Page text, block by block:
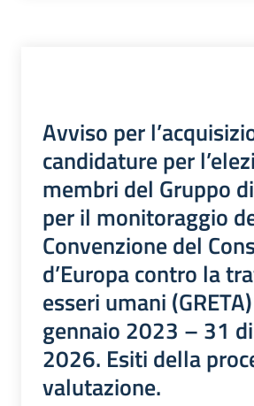
Avviso per
candidature per
membri del Gruppo
per il monitoraggio
Convenzione del
d’Europa contro la
esseri umani
gennaio 2023 – 31
2026. Esiti della
valutazione.